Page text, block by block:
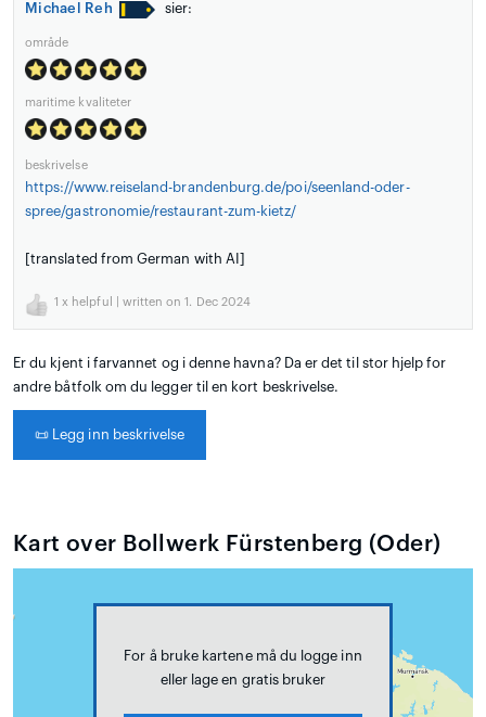
Michael Reh sier:
område
maritime kvaliteter
beskrivelse
https://www.reiseland-brandenburg.de/poi/seenland-oder-
spree/gastronomie/restaurant-zum-kietz/
[translated from German with AI]
1 x helpful | written on 1. Dec 2024
Er du kjent i farvannet og i denne havna? Da er det til stor hjelp for
andre båtfolk om du legger til en kort beskrivelse.
📜 Legg inn beskrivelse
Kart over Bollwerk Fürstenberg (Oder)
For å bruke kartene må du logge inn
eller lage en gratis bruker